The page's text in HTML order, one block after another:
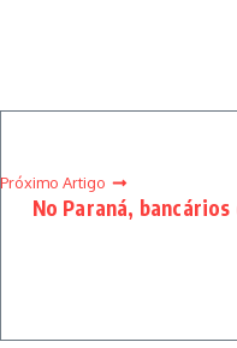
Próximo Artigo
No Paraná,